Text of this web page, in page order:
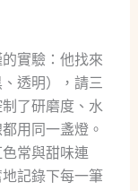
實驗：他找來
透明），請三
了研磨度、水
用同一盞燈。
常與甜味連
記錄下每一筆